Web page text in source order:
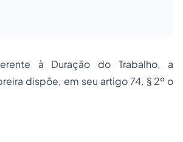
à Duração do Trabalho, a
dispõe, em seu artigo 74, § 2º o